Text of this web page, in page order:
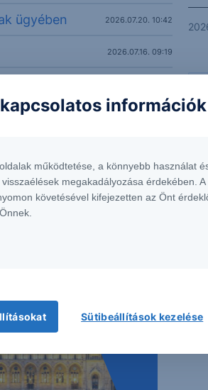
ügyében 2026.07.20. 10:42
2026.07.16. 09:19
2026.07.07. 12:13
2026.06.17. 10:33
információk
működtetése, a könnyebb használat
megakadályozása érdekében. A
követésével kifejezetten az Önt
Sütibeállítások kezelése